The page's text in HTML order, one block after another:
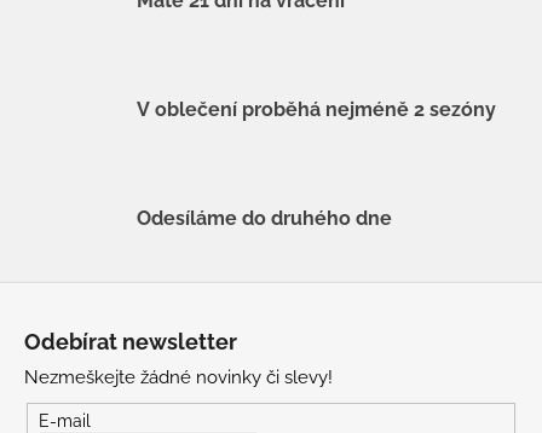
V oblečení proběhá nejméně 2 sezóny
Odesíláme do druhého dne
Odebírat newsletter
Nezmeškejte žádné novinky či slevy!
E-mail